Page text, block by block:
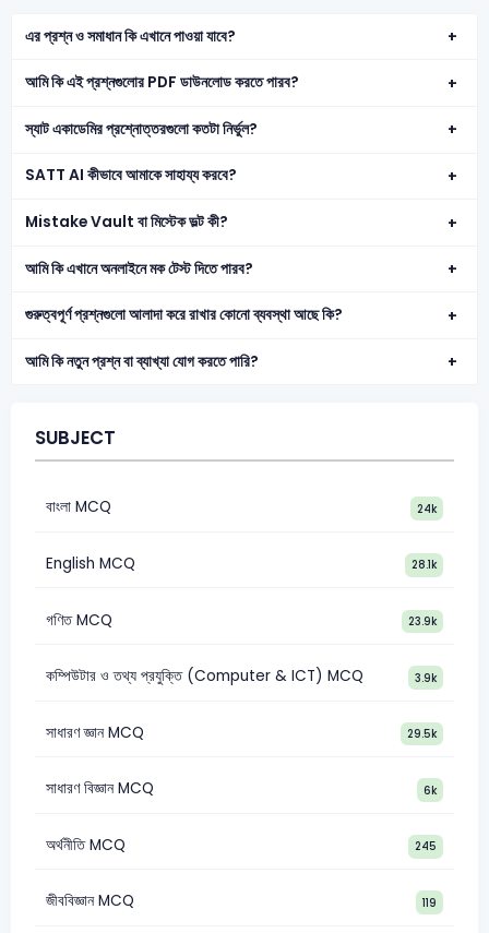
এর প্রশ্ন ও সমাধান কি এখানে পাওয়া যাবে?
আমি কি এই প্রশ্নগুলোর PDF ডাউনলোড করতে পারব?
স্যাট একাডেমির প্রশ্নোত্তরগুলো কতটা নির্ভুল?
SATT AI কীভাবে আমাকে সাহায্য করবে?
Mistake Vault বা মিস্টেক ভল্ট কী?
আমি কি এখানে অনলাইনে মক টেস্ট দিতে পারব?
গুরুত্বপূর্ণ প্রশ্নগুলো আলাদা করে রাখার কোনো ব্যবস্থা আছে কি?
আমি কি নতুন প্রশ্ন বা ব্যাখ্যা যোগ করতে পারি?
SUBJECT
বাংলা MCQ 24k
English MCQ 28.1k
গণিত MCQ 23.9k
কম্পিউটার ও তথ্য প্রযুক্তি (Computer & ICT) MCQ 3.9k
সাধারণ জ্ঞান MCQ 29.5k
সাধারণ বিজ্ঞান MCQ 6k
অর্থনীতি MCQ 245
জীববিজ্ঞান MCQ 119